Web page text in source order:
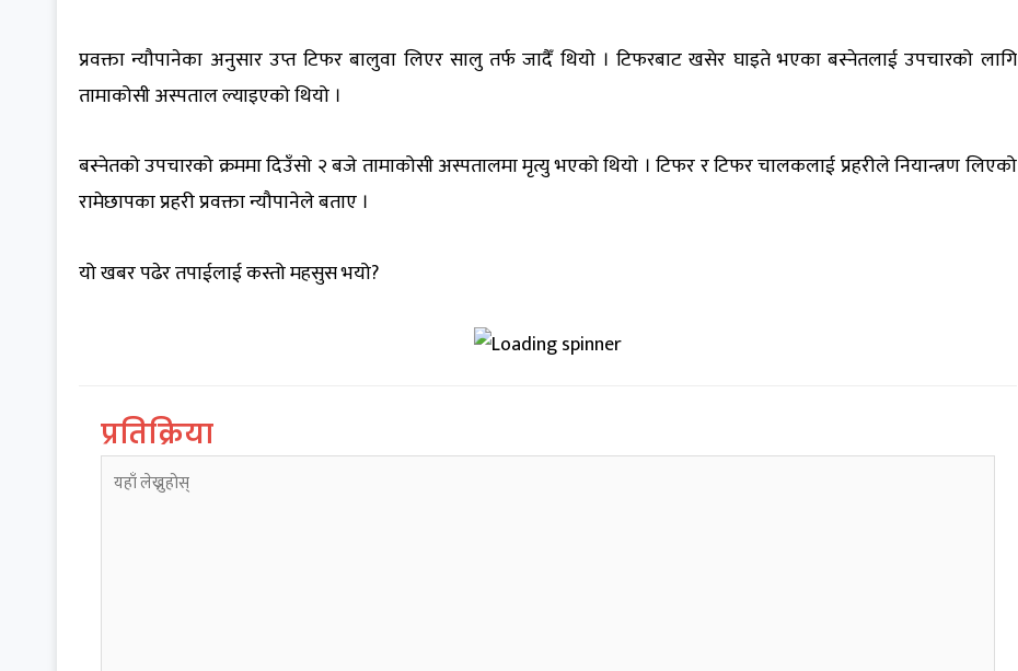
प्रवक्ता न्यौपानेका अनुसार उप्त टिफर बालुवा लिएर सालु तर्फ जादैँ थियो । टिफरबाट खसेर घाइते भएका बस्नेतलाई उपचारको लागि
तामाकोसी अस्पताल ल्याइएको थियो ।
बस्नेतको उपचारको क्रममा दिउँसो २ बजे तामाकोसी अस्पतालमा मृत्यु भएको थियो । टिफर र टिफर चालकलाई प्रहरीले नियान्त्रण लिएको
रामेछापका प्रहरी प्रवक्ता न्यौपानेले बताए ।
यो खबर पढेर तपाईलाई कस्तो महसुस भयो?
प्रतिक्रिया